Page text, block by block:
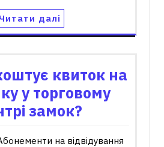
Читати далі
квиток на
у торговому
замок?
на відвідування